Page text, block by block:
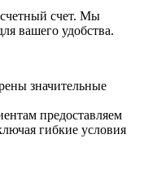
счет. Мы
вашего удобства.
значительные
предоставляем
гибкие условия